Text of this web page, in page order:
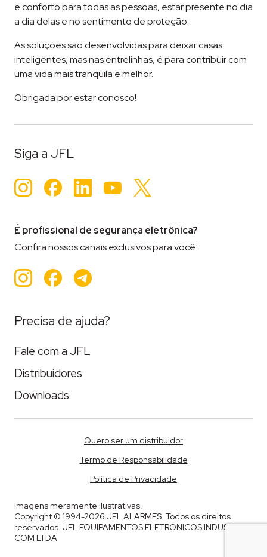
e conforto para todas as pessoas, estar presente no dia
a dia delas e no sentimento de proteção.
As soluções são desenvolvidas para deixar casas
inteligentes, mas nas entrelinhas, é para contribuir com
uma vida mais tranquila e melhor.
Obrigada por estar conosco!
Siga a JFL
Instagram
Facebook
LinkedInYouTube
É profissional de segurança eletrônica?
Confira nossos canais exclusivos para você:
Instagram
Facebook
Teleram
Precisa de ajuda?
Fale com a JFL
Distribuidores
Downloads
Quero ser um distribuidor
Termo de Responsabilidade
Política de Privacidade
Imagens meramente ilustrativas.
Copyright © 1994-2026 JFL ALARMES. Todos os direitos
reservados. JFL EQUIPAMENTOS ELETRONICOS INDUSTRIA E
COM LTDA